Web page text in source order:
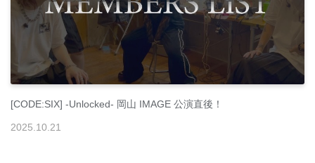
[CODE:SIX] -Unlocked- 岡山 IMAGE 公演直後！
2025 10 21